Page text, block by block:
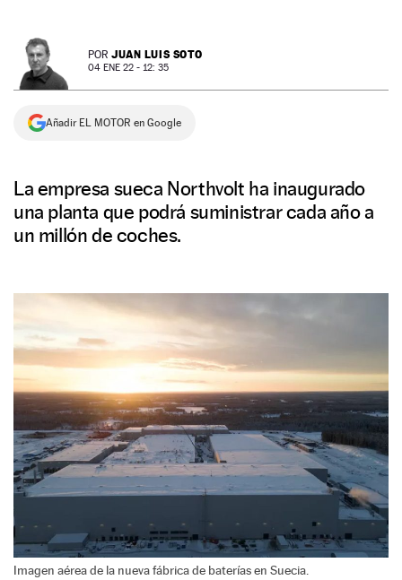
PREMIOS
SERVICIOS
POR JUAN LUIS SOTO
04 ENE 22 - 12: 35
Añadir EL MOTOR en Google
La empresa sueca Northvolt ha inaugurado
una planta que podrá suministrar cada año a
un millón de coches.
Imagen aérea de la nueva fábrica de baterías en Suecia.